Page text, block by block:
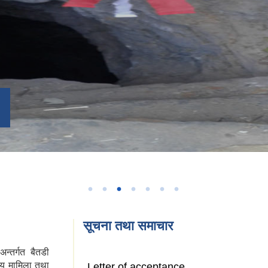
बैतडी
मामिला तथा
सूचना तथा समाचार